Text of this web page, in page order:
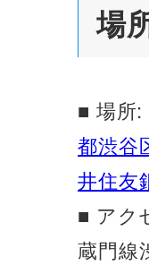
場
■ 場所:
都渋谷
井住友
■ アク
蔵門線